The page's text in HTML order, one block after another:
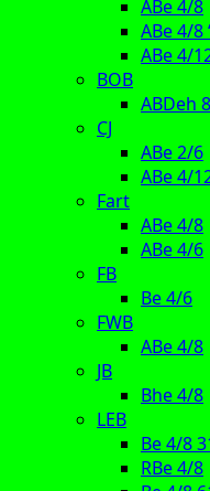
ABe 4/8
ABe 4/8
ABe 4/
BOB
ABDeh
CJ
ABe 2/6
ABe 4/
Fart
ABe 4/8
ABe 4/6
FB
Be 4/6
FWB
ABe 4/8
JB
Bhe 4/8
LEB
Be 4/8
RBe 4/8